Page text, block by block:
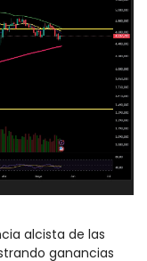
alcista de las
ganancias